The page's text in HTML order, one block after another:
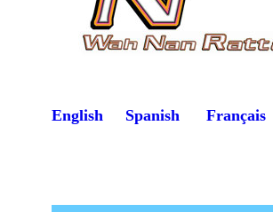
English Spanish Français